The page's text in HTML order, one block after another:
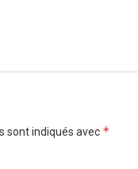
sont indiqués avec *